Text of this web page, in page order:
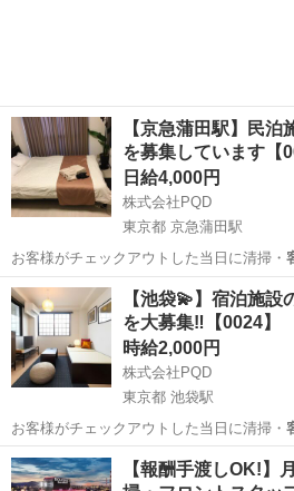
【京急蒲田駅】民泊
を募集しています【
日給4,000円
株式会社PQD
東京都 京急蒲田駅
お客様がチェックアウトした当日に清掃・
募集しております。…
東京 大田区 京急蒲田駅 清掃
【池袋💫】宿泊施
を大募集‼️【0024】
時給2,000円
株式会社PQD
東京都 池袋駅
お客様がチェックアウトした当日に清掃・
募集しております。…
東京 豊島区 池袋駅
【報酬手渡しOK!】